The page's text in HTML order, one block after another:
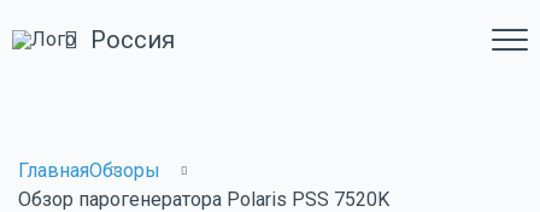
Россия
ГлавнаяОбзоры
Обзор парогенератора Polaris PSS 7520K